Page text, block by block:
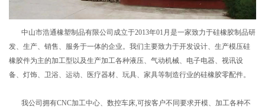
中山市浩通橡塑制品有限公司成立于2013年01月是一家致力于硅橡胶制品研
发、生产、销售、服务于一体的企业。我们主要致力于开发设计、生产模压硅
橡胶件为主的加工型以及生产加工各种液压、气动机械、电子电器、视讯设
备、灯饰、卫浴、运动、医疗器材、玩具、家具等制造行业的硅橡胶零配件。
我公司拥有CNC加工中心、数控车床,可按客户不同要求开模、加工各种不